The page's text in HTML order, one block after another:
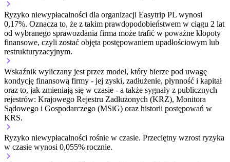
Ryzyko niewypłacalności dla organizacji Easytrip PL wynosi
0,17%. Oznacza to, że z takim prawdopodobieństwem w ciągu 2 lat
od wybranego sprawozdania firma może trafić w poważne kłopoty
finansowe, czyli zostać objęta postępowaniem upadłościowym lub
restrukturyzacyjnym.
Wskaźnik wyliczany jest przez model, który bierze pod uwagę
kondycję finansową firmy - jej zyski, zadłużenie, płynność i kapitał
oraz to, jak zmieniają się w czasie - a także sygnały z publicznych
rejestrów: Krajowego Rejestru Zadłużonych (KRZ), Monitora
Sądowego i Gospodarczego (MSiG) oraz historii postępowań w
KRS.
Ryzyko niewypłacalności rośnie w czasie. Przeciętny wzrost ryzyka
w czasie wynosi 0,055% rocznie.